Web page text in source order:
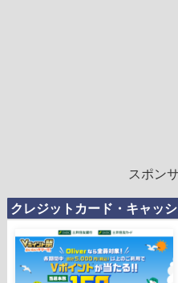
スポン
クレジットカード・キャッ